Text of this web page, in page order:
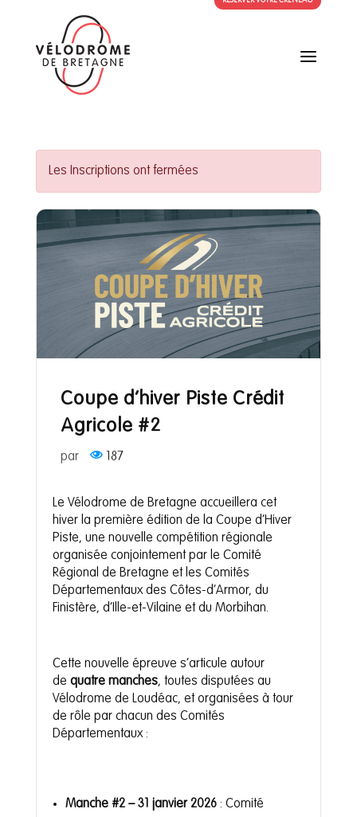
a
Les Inscriptions ont fermées
Coupe d’hiver Piste Crédit
Agricole #2
par 187
Le Vélodrome de Bretagne accueillera cet
hiver la première édition de la Coupe d’Hiver
Piste, une nouvelle compétition régionale
organisée conjointement par le Comité
Régional de Bretagne et les Comités
Départementaux des Côtes-d’Armor, du
Finistère, d’Ille-et-Vilaine et du Morbihan.
Cette nouvelle épreuve s’articule autour
de quatre manches, toutes disputées au
Vélodrome de Loudéac, et organisées à tour
de rôle par chacun des Comités
Départementaux :
Manche #2 – 31 janvier 2026: Comité